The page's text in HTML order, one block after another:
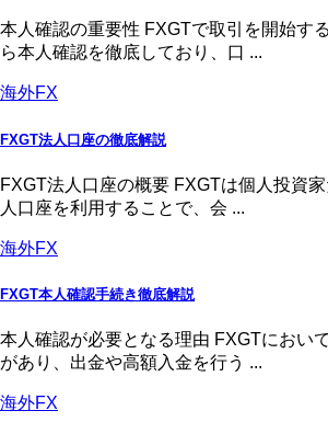
本人確認の重要性 FXGTで取引を開始す
ら本人確認を徹底しており、口 ...
海外FX
FXGT法人口座の徹底解説
FXGT法人口座の概要 FXGTは個人投資
人口座を利用することで、会 ...
海外FX
FXGT本人確認手続き徹底解説
本人確認が必要となる理由 FXGTにおい
があり、出金や高額入金を行う ...
海外FX